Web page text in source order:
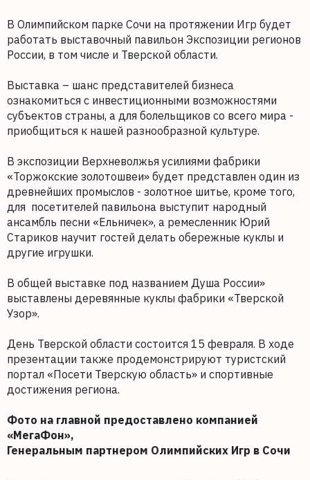
В Олимпийском парке Сочи на протяжении Игр будет
работать выставочный павильон Экспозиции регионов
России, в том числе и Тверской области.
Выставка – шанс представителей бизнеса
ознакомиться с инвестиционными возможностями
субъектов страны, а для болельщиков со всего мира -
приобщиться к нашей разнообразной культуре.
В экспозиции Верхневолжья усилиями фабрики
«Торжокские золотошвеи» будет представлен один из
древнейших промыслов - золотное шитье, кроме того,
для посетителей павильона выступит народный
ансамбль песни «Ельничек», а ремесленник Юрий
Стариков научит гостей делать обережные куклы и
другие игрушки.
В общей выставке под названием Душа России»
выставлены деревянные куклы фабрики «Тверской
Узор».
День Тверской области состоится 15 февраля. В ходе
презентации также продемонстрируют туристский
портал «Посети Тверскую область» и спортивные
достижения региона.
Фото на главной предоставлено компанией
«МегаФон»,
Генеральным партнером Олимпийских Игр в Сочи